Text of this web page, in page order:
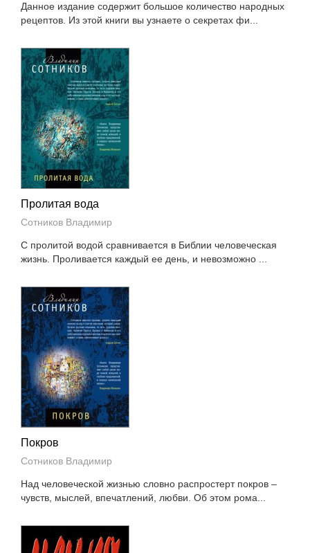
Данное издание содержит большое количество народных
рецептов. Из этой книги вы узнаете о секретах фи...
Пролитая вода
Сотников Владимир
С пролитой водой сравнивается в Библии человеческая
жизнь. Проливается каждый ее день, и невозможно ...
Покров
Сотников Владимир
Над человеческой жизнью словно распростерт покров –
чувств, мыслей, впечатлений, любви. Об этом рома...